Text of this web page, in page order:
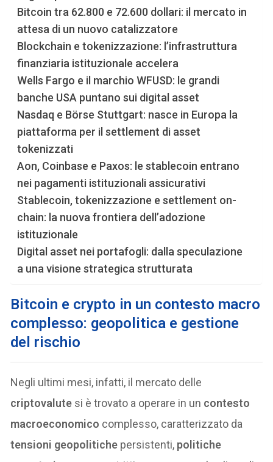
Bitcoin tra 62.800 e 72.600 dollari: il mercato in
attesa di un nuovo catalizzatore
Blockchain e tokenizzazione: l’infrastruttura
finanziaria istituzionale accelera
Wells Fargo e il marchio WFUSD: le grandi
banche USA puntano sui digital asset
Nasdaq e Börse Stuttgart: nasce in Europa la
piattaforma per il settlement di asset
tokenizzati
Aon, Coinbase e Paxos: le stablecoin entrano
nei pagamenti istituzionali assicurativi
Stablecoin, tokenizzazione e settlement on-
chain: la nuova frontiera dell’adozione
istituzionale
Digital asset nei portafogli: dalla speculazione
a una visione strategica strutturata
Bitcoin e crypto in un contesto macro
complesso: geopolitica e gestione
del rischio
Negli ultimi mesi, infatti, il mercato delle
criptovalute si è trovato a operare in un contesto
macroeconomico complesso, caratterizzato da
tensioni geopolitiche persistenti, politiche